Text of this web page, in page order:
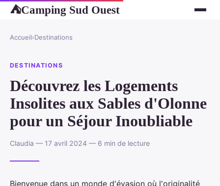
⛺Camping Sud Ouest
Accueil›Destinations
DESTINATIONS
Découvrez les Logements
Insolites aux Sables d'Olonne
pour un Séjour Inoubliable
Claudia — 17 avril 2024 — 6 min de lecture
Bienvenue dans un monde d'évasion où l'originalité